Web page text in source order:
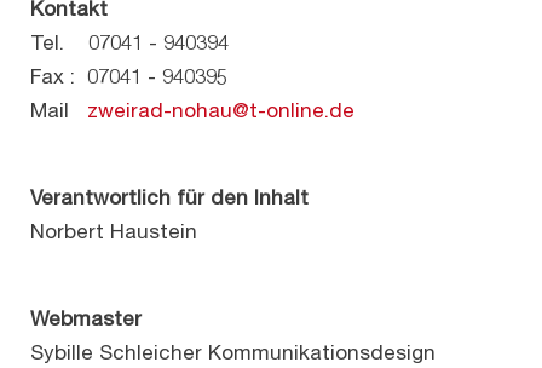
Kontakt
Tel. 07041 - 940394
Fax : 07041 - 940395
Mail zweirad-nohau@t-online.de
Verantwortlich für den Inhalt
Norbert Haustein
Webmaster
Sybille Schleicher Kommunikationsdesign